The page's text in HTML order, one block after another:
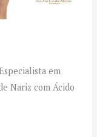
em
Nariz com Ácido